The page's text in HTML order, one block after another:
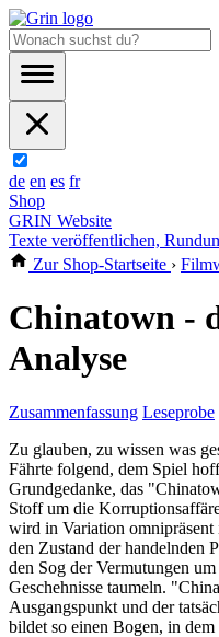
de en es fr
Shop
GRIN Website
Texte veröffentlichen,
Zur Shop-Startseite ›
Chinatown -
Analyse
Zusammenfassung Leseprobe
Zu glauben, zu wissen was
Fährte folgend, dem Spiel
Grundgedanke, das
Stoff um die
wird in Variation omnipräsent
den Zustand der handelnden
den Sog der Vermutungen
Geschehnisse taumeln.
Ausgangspunkt und der
bildet so einen Bogen, in